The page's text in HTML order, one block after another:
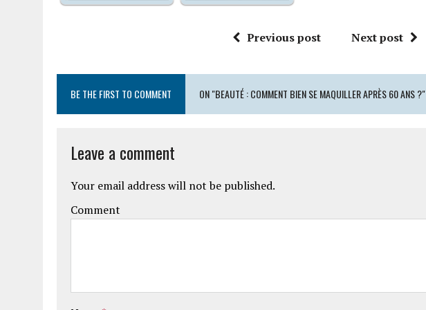
Previous post Next post
BE THE FIRST TO COMMENT ON "BEAUTÉ : COMMENT BIEN SE MAQUILLER APRÈS 60 ANS ?"
Leave a comment
Your email address will not be published.
Comment